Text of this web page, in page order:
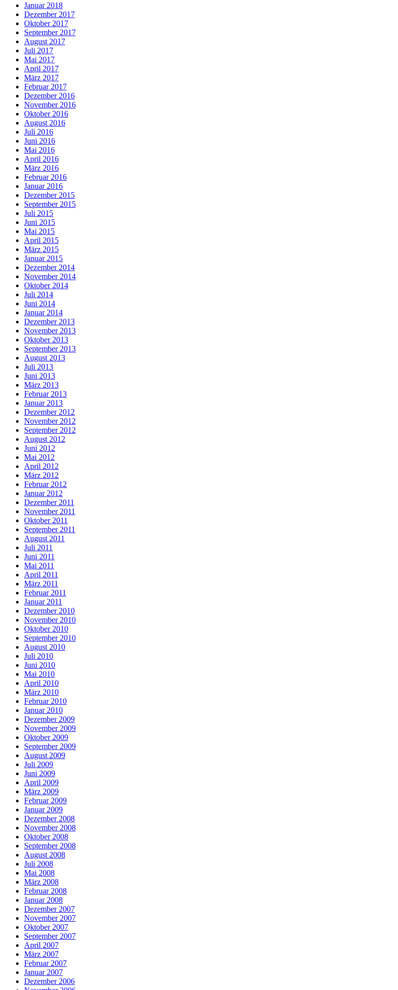
Januar 2018
Dezember 2017
Oktober 2017
September 2017
August 2017
Juli 2017
Mai 2017
April 2017
März 2017
Februar 2017
Dezember 2016
November 2016
Oktober 2016
August 2016
Juli 2016
Juni 2016
Mai 2016
April 2016
März 2016
Februar 2016
Januar 2016
Dezember 2015
September 2015
Juli 2015
Juni 2015
Mai 2015
April 2015
März 2015
Januar 2015
Dezember 2014
November 2014
Oktober 2014
Juli 2014
Juni 2014
Januar 2014
Dezember 2013
November 2013
Oktober 2013
September 2013
August 2013
Juli 2013
Juni 2013
März 2013
Februar 2013
Januar 2013
Dezember 2012
November 2012
September 2012
August 2012
Juni 2012
Mai 2012
April 2012
März 2012
Februar 2012
Januar 2012
Dezember 2011
November 2011
Oktober 2011
September 2011
August 2011
Juli 2011
Juni 2011
Mai 2011
April 2011
März 2011
Februar 2011
Januar 2011
Dezember 2010
November 2010
Oktober 2010
September 2010
August 2010
Juli 2010
Juni 2010
Mai 2010
April 2010
März 2010
Februar 2010
Januar 2010
Dezember 2009
November 2009
Oktober 2009
September 2009
August 2009
Juli 2009
Juni 2009
April 2009
März 2009
Februar 2009
Januar 2009
Dezember 2008
November 2008
Oktober 2008
September 2008
August 2008
Juli 2008
Mai 2008
März 2008
Februar 2008
Januar 2008
Dezember 2007
November 2007
Oktober 2007
September 2007
April 2007
März 2007
Februar 2007
Januar 2007
Dezember 2006